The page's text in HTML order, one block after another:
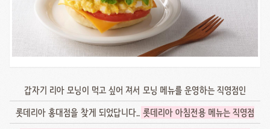
갑자기 리아 모닝이 먹고 싶어 져서 모닝 메뉴를 운영하는 직영점인
롯데리아 홍대점을 찾게 되었답니다.. 롯데리아 아침전용 메뉴는 직영점